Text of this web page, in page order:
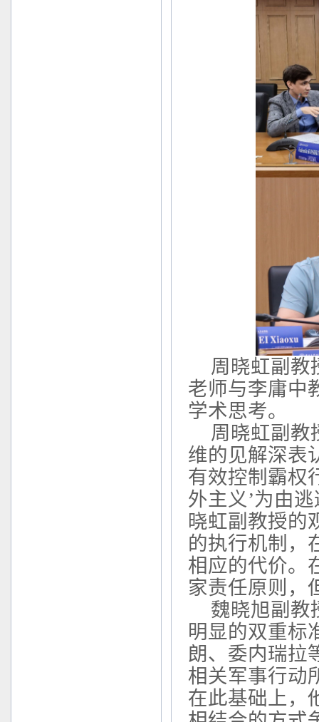
周晓虹副教
老师与李庸中
学术思考。
周晓虹副教
维的见解深表
有效控制霸权
外主义’为由
晓虹副教授的
的执行机制，
相应的代价。
家责任原则，
魏晓旭副教
明显的双重标
朗、委内瑞拉
相关军事行动
在此基础上，